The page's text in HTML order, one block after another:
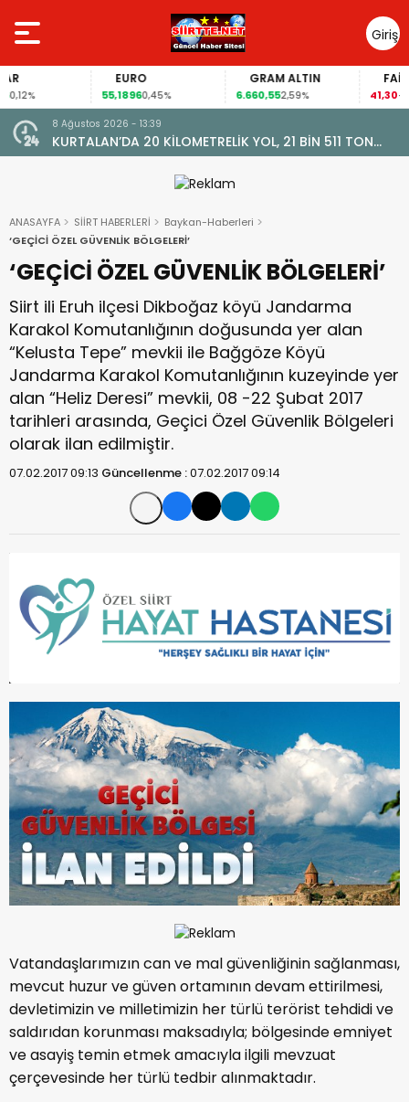
Giriş
Yap
EURO
55,18960,45%
GRAM ALTIN
6.660,552,59% 41,30-0,55%
TON
8 Ağustos 2026 - 13:34
Siirt Vali Yardımcısı Yunus Emre Bozkurtoğlu Ve
Cintosun Dünya Evine Girdi
ANASAYFA SİİRT HABERLERİ
Baykan-Haberleri
‘GEÇİCİ ÖZEL GÜVENLİK BÖLGELERİ’
‘GEÇİCİ ÖZEL GÜVENLİK BÖLGELERİ’
Siirt ili Eruh ilçesi Dikboğaz köyü Jandarma
Karakol Komutanlığının doğusunda yer alan
“Kelusta Tepe” mevkii ile Bağgöze Köyü
Jandarma Karakol Komutanlığının kuzeyinde yer
alan “Heliz Deresi” mevkii, 08 -22 Şubat 2017
tarihleri arasında, Geçici Özel Güvenlik Bölgeleri
olarak ilan edilmiştir.
07.02.2017 09:13 Güncellenme :07.02.2017 09:14
Vatandaşlarımızın can ve mal güvenliğinin sağlanması,
mevcut huzur ve güven ortamının devam ettirilmesi,
devletimizin ve milletimizin her türlü terörist tehdidi ve
saldırıdan korunması maksadıyla; bölgesinde emniyet
ve asayiş temin etmek amacıyla ilgili mevzuat
çerçevesinde her türlü tedbir alınmaktadır.